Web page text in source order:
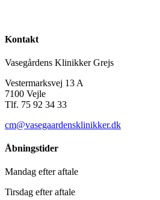
Kontakt
Vasegårdens Klinikker Grejs
Vestermarksvej 13 A
7100 Vejle
Tlf. 75 92 34 33
cm@vasegaardensklinikker.dk
Åbningstider
Mandag efter aftale
Tirsdag efter aftale